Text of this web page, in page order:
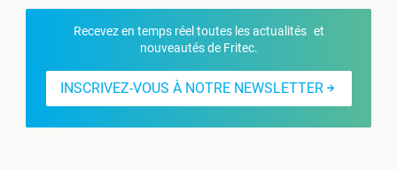
Recevez en temps réel toutes les actualités et
nouveautés de Fritec.
INSCRIVEZ-VOUS À NOTRE NEWSLETTER